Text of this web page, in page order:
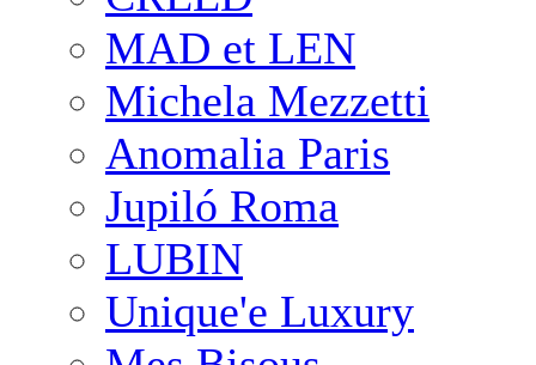
MAD et LEN
Michela Mezzetti
Anomalia Paris
Jupiló Roma
LUBIN
Unique'e Luxury